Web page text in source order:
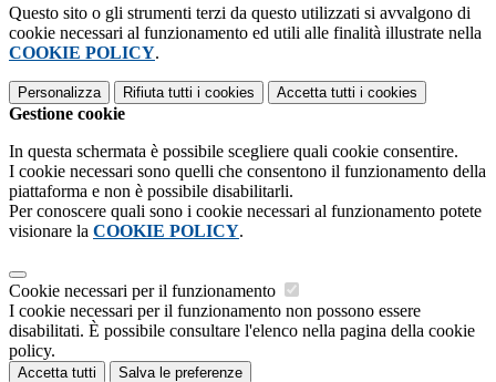
Questo sito o gli strumenti terzi da questo utilizzati si avvalgono di
cookie necessari al funzionamento ed utili alle finalità illustrate nella
COOKIE POLICY.
Personalizza Rifiuta tutti i cookies Accetta tutti i cookies
Gestione cookie
In questa schermata è possibile scegliere quali cookie consentire.
I cookie necessari sono quelli che consentono il funzionamento della
piattaforma e non è possibile disabilitarli.
Per conoscere quali sono i cookie necessari al funzionamento potete
visionare la COOKIE POLICY.
Cookie necessari per il funzionamento
I cookie necessari per il funzionamento non possono essere
disabilitati. È possibile consultare l'elenco nella pagina della cookie
policy.
Accetta tutti Salva le preferenze